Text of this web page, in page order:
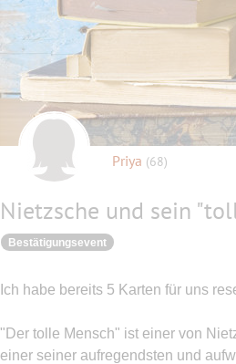
Priya (68)
Nietzsche und sein
Bestätigungsevent
Ich habe bereits 5 Karten für uns
"Der tolle Mensch" ist einer von
einer seiner aufregendsten und